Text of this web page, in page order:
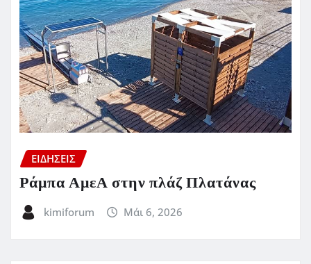
ΕΙΔΗΣΕΙΣ
Ράμπα ΑμεΑ στην πλάζ Πλατάνας
kimiforum Μάι 6, 2026